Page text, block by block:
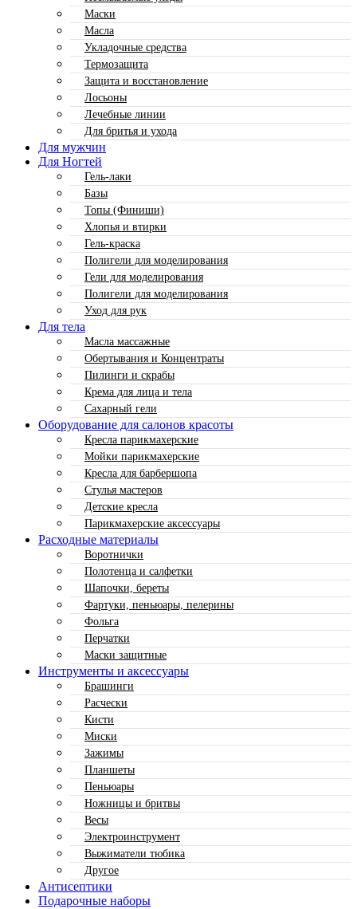
Маски
Масла
Укладочные средства
Термозащита
Защита и восстановление
Лосьоны
Лечебные линии
Для бритья и ухода
Для мужчин
Для Ногтей
Гель-лаки
Базы
Топы (Финиши)
Хлопья и втирки
Гель-краска
Полигели для моделирования
Гели для моделирования
Полигели для моделирования
Уход для рук
Для тела
Масла массажные
Обертывания и Концентраты
Пилинги и скрабы
Крема для лица и тела
Сахарный гели
Оборудование для салонов красоты
Кресла парикмахерские
Мойки парикмахерские
Кресла для барбершопа
Стулья мастеров
Детские кресла
Парикмахерские аксессуары
Расходные материалы
Воротнички
Полотенца и салфетки
Шапочки, береты
Фартуки, пеньюары, пелерины
Фольга
Перчатки
Маски защитные
Инструменты и аксессуары
Брашинги
Расчески
Кисти
Миски
Зажимы
Планшеты
Пеньюары
Ножницы и бритвы
Весы
Электроинструмент
Выжиматели тюбика
Другое
Антисептики
Подарочные наборы